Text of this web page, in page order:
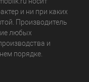
и ни при каких
Производитель
любых
и
порядке.